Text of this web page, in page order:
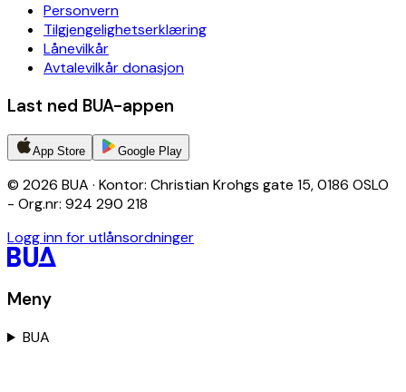
Personvern
Tilgjengelighetserklæring
Lånevilkår
Avtalevilkår donasjon
Last ned BUA-appen
App Store Google Play
© 2026 BUA · Kontor: Christian Krohgs gate 15, 0186 OSLO
- Org.nr: 924 290 218
Logg inn for utlånsordninger
Meny
BUA